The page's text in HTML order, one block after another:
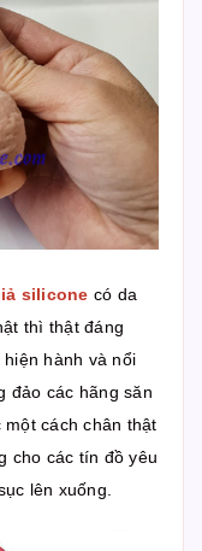
silicone có da
thì thật đáng
hành và nổi
đảo các hãng săn
cách chân thật
cho các tín đồ yêu
lên xuống.